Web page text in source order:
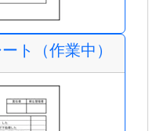
ト（作業中）